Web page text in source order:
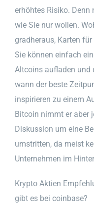
erhöhtes Risiko.
wie Sie nur wollen.
gradheraus, Karten
Sie können einfach
Altcoins aufladen und
wann der beste
inspirieren zu einem
Bitcoin nimmt er aber
Diskussion um eine
umstritten, da meist
Unternehmen im
Krypto Aktien
gibt es bei coinbase?